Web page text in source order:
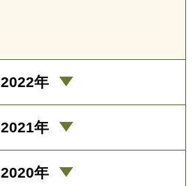
2022年
2021年
2020年